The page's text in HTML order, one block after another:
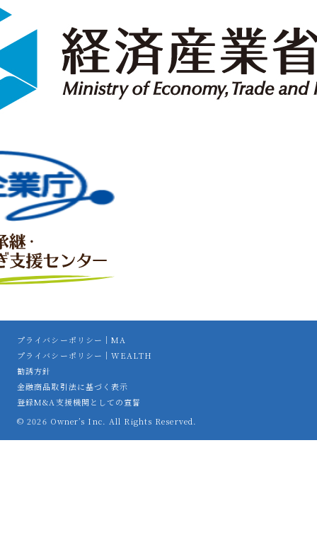
プライバシーポリシー｜MA
プライバシーポリシー｜WEALTH
勧誘方針
金融商品取引法に基づく表示
登録M&A支援機関としての宣誓
© 2026 Owner’s Inc. All Rights Reserved.